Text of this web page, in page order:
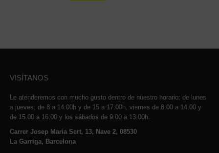
VISÍTANOS
Le atenderemos con mucho gusto dentro de nuestro horario: de lunes
a jueves, de 8 a 14:00h y de 15 a 17:00h, viernes de 8:00 a 14:00 y
de 15:00 a 16:00 y los sábados de 9:00 a 13:00h.
Carrer Josep Maria Sert, 13, Nave 2, 08530
La Garriga, Barcelona